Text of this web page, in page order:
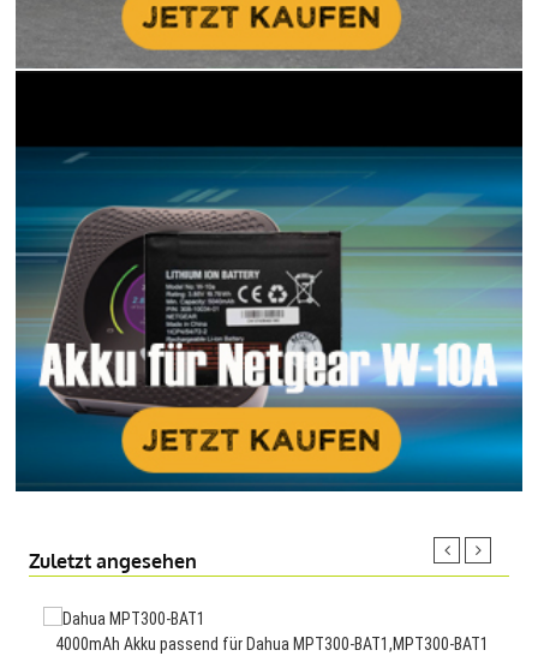
Zuletzt angesehen
4000mAh Akku passend für Dahua MPT300-BAT1,MPT300-BAT1